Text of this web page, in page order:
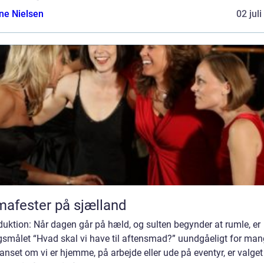
Nielsen
02 juli
på sjælland
Når dagen går på hæld, og sulten begynder at rumle, er
“Hvad skal vi have til aftensmad?” uundgåeligt for
om vi er hjemme, på arbejde eller ude på eventyr, er